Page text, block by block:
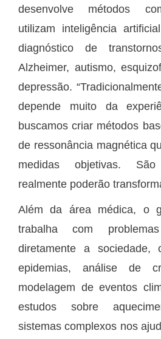
desenvolve métodos
utilizam inteligência
diagnóstico de
Alzheimer, autismo,
depressão.
depende muito da
buscamos criar métodos
de ressonância magnética
medidas objetivas.
realmente poderão
Além da área médica, o
trabalha com
diretamente a sociedade,
epidemias, análise de
modelagem de eventos
estudos sobre
sistemas complexos nos